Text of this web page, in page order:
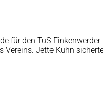
für den TuS
Jette Kuhn